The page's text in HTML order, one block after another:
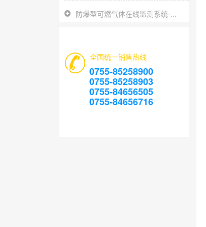
防爆型可燃气体在线监测系统-...
全国统一销售热线
0755-85258900
0755-85258903
0755-84656505
0755-84656716